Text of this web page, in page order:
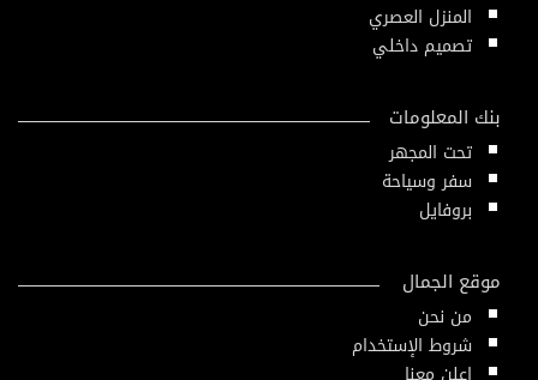
المنزل العصري
تصميم داخلي
بنك المعلومات
تحت المجهر
سفر وسياحة
بروفايل
موقع الجمال
من نحن
شروط الإستخدام